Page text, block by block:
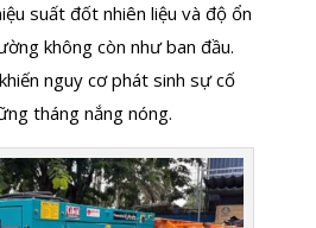
suất đốt nhiên liệu và độ ổn
không còn như ban đầu.
nguy cơ phát sinh sự cố
tháng nắng nóng.